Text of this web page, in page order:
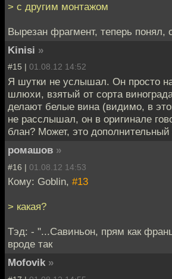
> с другим монтажом
Вырезан фрагмент, теперь понял,
Kinisi »
#15 | 01.08.12 14:52
Я шутки не услышал. Он просто
шлюхи, взятый от сорта
делают белые вина (видимо, в
не расслышал, он в оригинале
блан? Может, это
ромашов »
#16 | 01.08.12 14:53
Кому: Goblin, #13
> какая?
Тэд: - "...Савиньон, прям как
вроде так
Mofovik »